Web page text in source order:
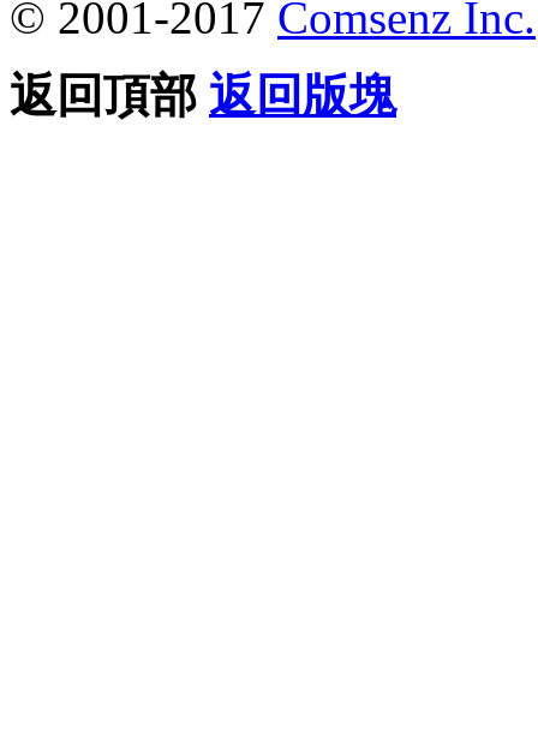
© 2001-2017 Comsenz Inc.
返回頂部 返回版塊